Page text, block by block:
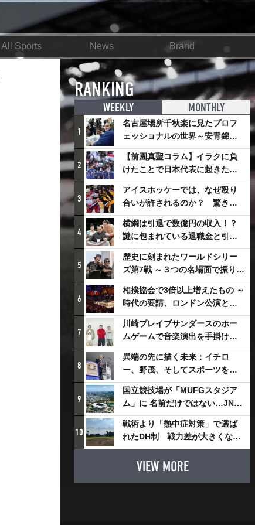
All Sports News Brand
RANKING
WEEKLY MONTHLY
1
名古屋場所千秋楽に見たプロフ
ェッショナルの世界～安青錦の
優勝を巡るさまざまなドラマ
2
【前園真聖コラム】イラクに負
けたことで日本代表に起きたプ
ラスとは
3
アイスホッケーでは、なぜ殴り
合いが許されるのか？ 驚きの
「ファイティング」ルールにつ
いて
4
横綱は引退で数億円の収入！？
謎に包まれている退職金と引退
相撲興行
5
歴史に刻まれたワールドシリー
ズ第7戦 ～３つの名場面で振り返
る～
6
相撲協会で3倍以上増えたもの ～
時代の要請、ロンドン公演と古
式大相撲
7
川崎ブレイブサンダースのホー
ムゲームで音楽演出を手掛ける
スチャダラパーが川崎新！アリ
ーナシティ・プロジェクトを語
る 「楽しみでしかないでしょ。
川崎は、ずっと成長曲線だか
ら」
8
異端の先に描く未来：イチロ
ー、野茂、そしてスポーツを支
える科学界の挑戦
9
国立競技場が「MUFGスタジア
ム」に 名前だけではない…JNSE
とMUFGが“共創”し描く地域活
性化・社会価値創造の近未来図
とは
10
戦術より「熱中症対策」で選ば
れたDH制 戦力差が大きくなる
懸念も
VIEW MORE